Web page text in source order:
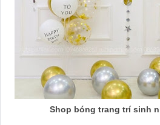
Shop bóng trang trí sinh